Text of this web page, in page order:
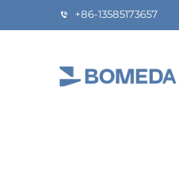
+86-13585173657